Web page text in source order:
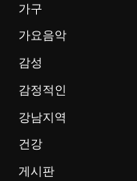
가구
가요음악
감성
감정적인
강남지역
건강
게시판